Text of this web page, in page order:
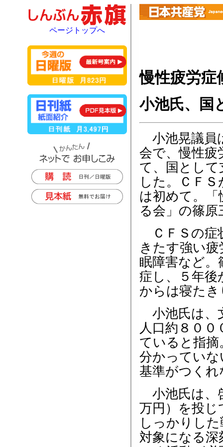
慢性疲労症
小池氏、国
小池晃議員
会で、慢性疲
て、国とし
した。ＣＦ
は初めて。「
る会」の篠
ＣＦＳの症
きたす強い
眠障害など。
症し、５年後
からは寝た
小池氏は、
人口約８０
ていると指摘
分かっていな
基準がつく
小池氏は、
万円）を投じ
しっかりし
対象になる
ページトップへ